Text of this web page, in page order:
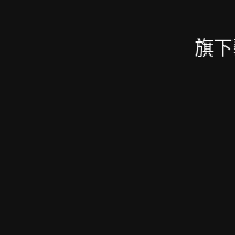
旗